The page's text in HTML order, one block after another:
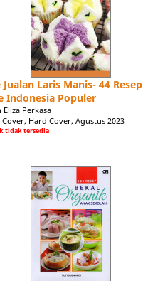
Jualan Laris Manis- 44 Resep
Indonesia Populer
Eliza Perkasa
Cover, Hard Cover, Agustus 2023
tidak tersedia